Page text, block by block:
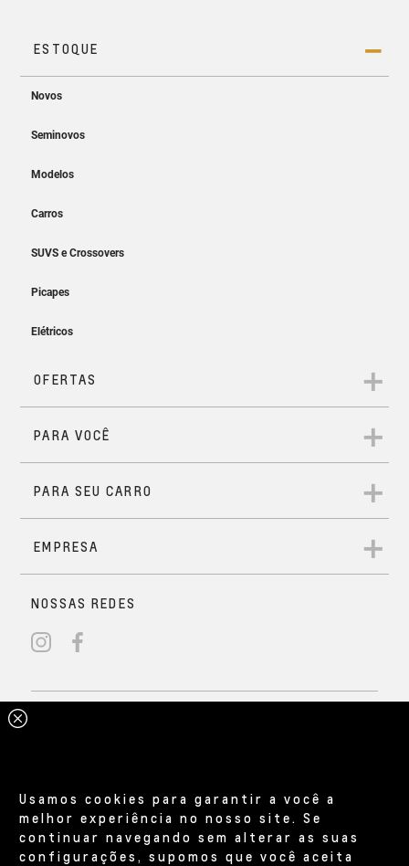
Usamos cookies para garantir a você a
melhor experiência no nosso site. Se
continuar navegando sem alterar as suas
configurações, supomos que você aceita